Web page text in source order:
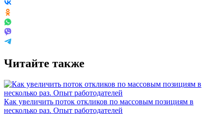
Читайте также
Как увеличить поток откликов по массовым позициям в
несколько раз. Опыт работодателей